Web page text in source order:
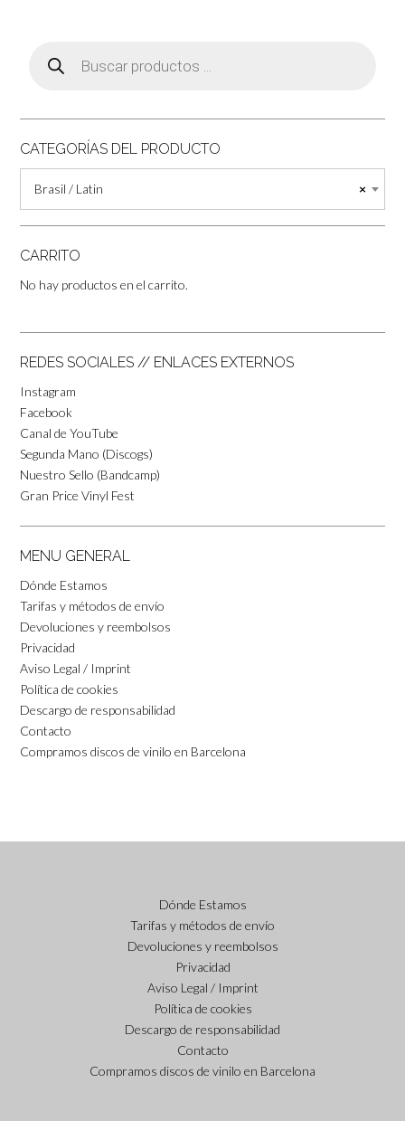
productos
CATEGORÍAS DEL PRODUCTO
×
Brasil / Latin
CARRITO
No hay productos en el carrito.
REDES SOCIALES // ENLACES EXTERNOS
Instagram
Facebook
Canal de YouTube
Segunda Mano (Discogs)
Nuestro Sello (Bandcamp)
Gran Price Vinyl Fest
MENU GENERAL
Dónde Estamos
Tarifas y métodos de envío
Devoluciones y reembolsos
Privacidad
Aviso Legal / Imprint
Política de cookies
Descargo de responsabilidad
Contacto
Compramos discos de vinilo en Barcelona
Dónde Estamos
Tarifas y métodos de envío
Devoluciones y reembolsos
Privacidad
Aviso Legal / Imprint
Política de cookies
Descargo de responsabilidad
Contacto
Compramos discos de vinilo en Barcelona